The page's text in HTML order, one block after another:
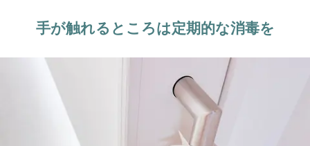
手が触れるところは定期的な消毒を